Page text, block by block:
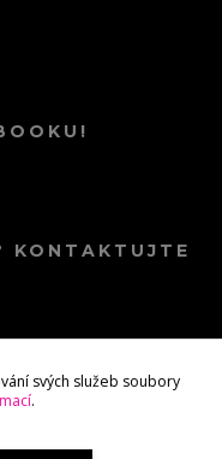
KONTAKTUJTE
svých služeb soubory
.